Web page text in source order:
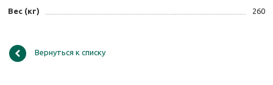
Вес (кг) 260
Вернуться к списку